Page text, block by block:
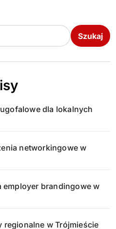
Szukaj
dla lokalnych
networkingowe w
employer brandingowe w
w Trójmieście